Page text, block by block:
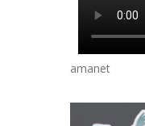
amanet